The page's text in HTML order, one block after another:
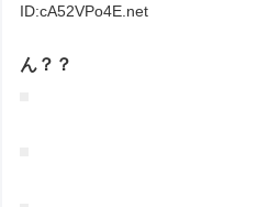
ID:cA52VPo4E.net
ん？？